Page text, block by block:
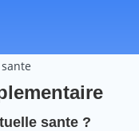
sante ?